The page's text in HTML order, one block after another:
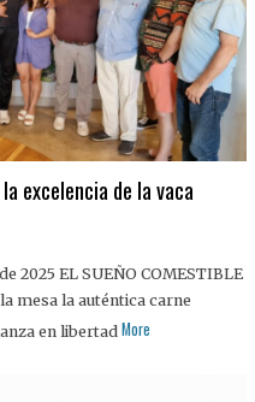
excelencia de la vaca
2025 EL SUEÑO COMESTIBLE
mesa la auténtica carne
en libertad More